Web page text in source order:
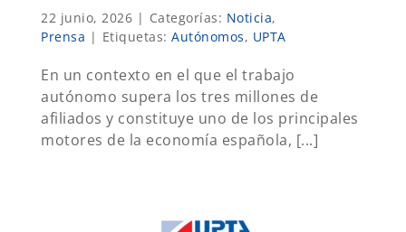
22 junio, 2026 | Categorías: Noticia,
Prensa | Etiquetas: Autónomos, UPTA
En un contexto en el que el trabajo
autónomo supera los tres millones de
afiliados y constituye uno de los principales
motores de la economía española, [...]